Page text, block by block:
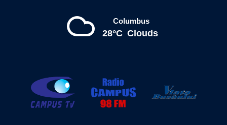
Columbus
28°C Clouds